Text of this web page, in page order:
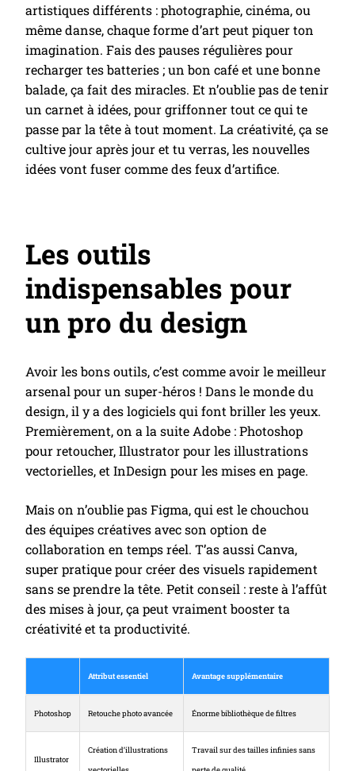
artistiques différents : photographie, cinéma, ou
même danse, chaque forme d’art peut piquer ton
imagination. Fais des pauses régulières pour
recharger tes batteries ; un bon café et une bonne
balade, ça fait des miracles. Et n’oublie pas de tenir
un carnet à idées, pour griffonner tout ce qui te
passe par la tête à tout moment. La créativité, ça se
cultive jour après jour et tu verras, les nouvelles
idées vont fuser comme des feux d’artifice.
Les outils
indispensables pour
un pro du design
Avoir les bons outils, c’est comme avoir le meilleur
arsenal pour un super-héros ! Dans le monde du
design, il y a des logiciels qui font briller les yeux.
Premièrement, on a la suite Adobe : Photoshop
pour retoucher, Illustrator pour les illustrations
vectorielles, et InDesign pour les mises en page.
Mais on n’oublie pas Figma, qui est le chouchou
des équipes créatives avec son option de
collaboration en temps réel. T’as aussi Canva,
super pratique pour créer des visuels rapidement
sans se prendre la tête. Petit conseil : reste à l’affût
des mises à jour, ça peut vraiment booster ta
créativité et ta productivité.
Attribut essentiel Avantage supplémentaire
Photoshop Retouche photo avancée Énorme bibliothèque de filtres
Illustrator
Création d’illustrations
Travail sur des tailles infinies sans